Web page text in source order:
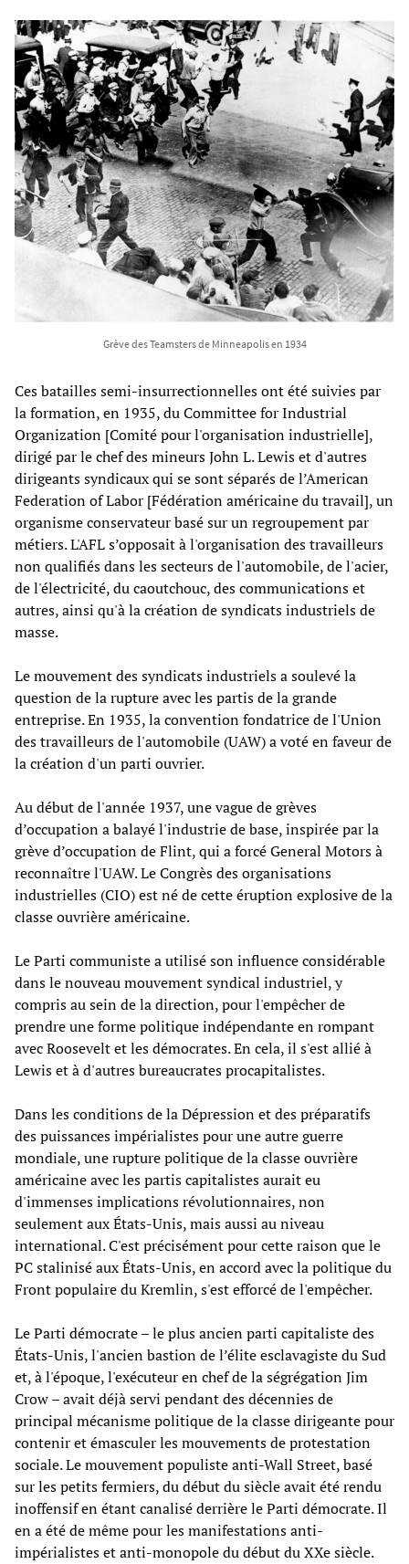
Grève des Teamsters de Minneapolis en 1934
Ces batailles semi-insurrectionnelles ont été suivies par
la formation, en 1935, du Committee for Industrial
Organization [Comité pour l'organisation industrielle],
dirigé par le chef des mineurs John L. Lewis et d'autres
dirigeants syndicaux qui se sont séparés de l’American
Federation of Labor [Fédération américaine du travail], un
organisme conservateur basé sur un regroupement par
métiers. L'AFL s’opposait à l'organisation des travailleurs
non qualifiés dans les secteurs de l'automobile, de l'acier,
de l'électricité, du caoutchouc, des communications et
autres, ainsi qu'à la création de syndicats industriels de
masse.
Le mouvement des syndicats industriels a soulevé la
question de la rupture avec les partis de la grande
entreprise. En 1935, la convention fondatrice de l'Union
des travailleurs de l'automobile (UAW) a voté en faveur de
la création d'un parti ouvrier.
Au début de l'année 1937, une vague de grèves
d’occupation a balayé l'industrie de base, inspirée par la
grève d’occupation de Flint, qui a forcé General Motors à
reconnaître l'UAW. Le Congrès des organisations
industrielles (CIO) est né de cette éruption explosive de la
classe ouvrière américaine.
Le Parti communiste a utilisé son influence considérable
dans le nouveau mouvement syndical industriel, y
compris au sein de la direction, pour l'empêcher de
prendre une forme politique indépendante en rompant
avec Roosevelt et les démocrates. En cela, il s'est allié à
Lewis et à d'autres bureaucrates procapitalistes.
Dans les conditions de la Dépression et des préparatifs
des puissances impérialistes pour une autre guerre
mondiale, une rupture politique de la classe ouvrière
américaine avec les partis capitalistes aurait eu
d'immenses implications révolutionnaires, non
seulement aux États-Unis, mais aussi au niveau
international. C'est précisément pour cette raison que le
PC stalinisé aux États-Unis, en accord avec la politique du
Front populaire du Kremlin, s'est efforcé de l'empêcher.
Le Parti démocrate – le plus ancien parti capitaliste des
États-Unis, l'ancien bastion de l’élite esclavagiste du Sud
et, à l'époque, l'exécuteur en chef de la ségrégation Jim
Crow – avait déjà servi pendant des décennies de
principal mécanisme politique de la classe dirigeante pour
contenir et émasculer les mouvements de protestation
sociale. Le mouvement populiste anti-Wall Street, basé
sur les petits fermiers, du début du siècle avait été rendu
inoffensif en étant canalisé derrière le Parti démocrate. Il
en a été de même pour les manifestations anti-
impérialistes et anti-monopole du début du XXe siècle.